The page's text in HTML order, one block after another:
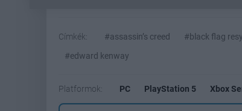
Címkék: #assassin’s creed #black flag
#edward kenway
Platformok: PC PlayStation 5 Xbox